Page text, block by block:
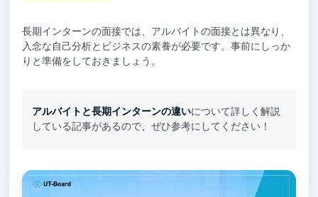
長期インターンの面接では、アルバイトの面接とは異なり、
入念な自己分析とビジネスの素養が必要です。事前にしっか
りと準備をしておきましょう。
アルバイトと長期インターンの違いについて詳しく解説
している記事があるので、ぜひ参考にしてください！